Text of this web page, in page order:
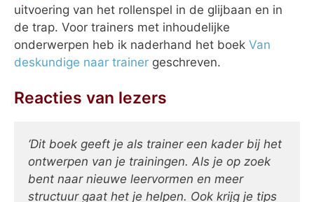
uitvoering van het rollenspel in de glijbaan en in
de trap. Voor trainers met inhoudelijke
onderwerpen heb ik naderhand het boek Van
deskundige naar trainer geschreven.
Reacties van lezers
‘Dit boek geeft je als trainer een kader bij het
ontwerpen van je trainingen. Als je op zoek
bent naar nieuwe leervormen en meer
structuur gaat het je helpen. Ook krijg je tips